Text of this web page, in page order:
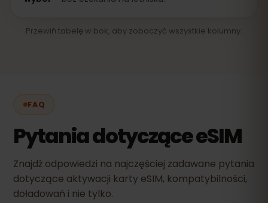
Przewiń tabelę w bok, aby zobaczyć wszystkie kolumny.
FAQ
Pytania dotyczące eSIM
Znajdź odpowiedzi na najczęściej zadawane pytania
dotyczące aktywacji karty eSIM, kompatybilności,
doładowań i nie tylko.